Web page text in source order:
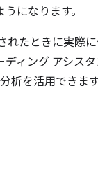
になります。
れたときに実際
ィング アシス
析を活用できま